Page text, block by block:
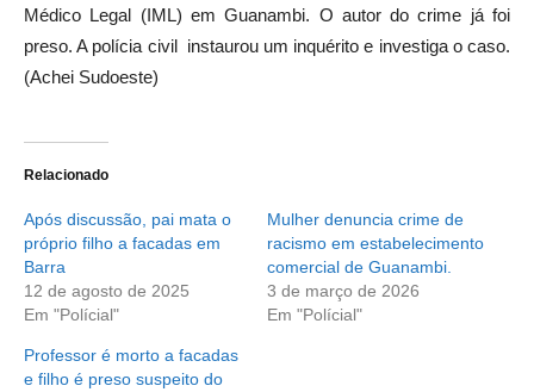
Médico Legal (IML) em Guanambi. O autor do crime já foi
preso. A polícia civil instaurou um inquérito e investiga o caso.
(Achei Sudoeste)
Relacionado
Após discussão, pai mata o
próprio filho a facadas em
Barra
12 de agosto de 2025
Em "Polícial"
Mulher denuncia crime de
racismo em estabelecimento
comercial de Guanambi.
3 de março de 2026
Em "Polícial"
Professor é morto a facadas
e filho é preso suspeito do